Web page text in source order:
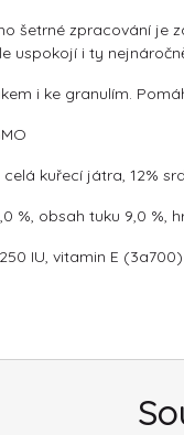
šetrné zpracování je
uspokojí i ty
i ke granulím.
celá kuřecí játra, 12%
%, obsah tuku 9,0 %,
IU, vitamin E